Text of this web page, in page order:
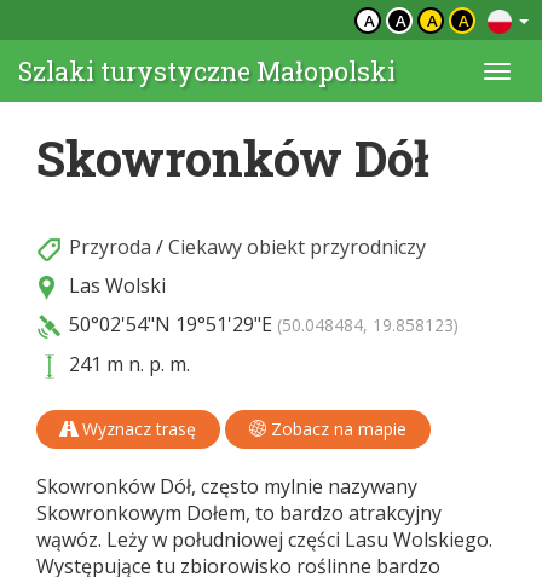
A A A A
Szlaki turystyczne Małopolski
Skowronków Dół
Przyroda /Ciekawy obiekt przyrodniczy
Las Wolski
50°02'54"N 19°51'29"E (50.048484, 19.858123)
241 m n. p. m.
Wyznacz trasę Zobacz na mapie
Skowronków Dół, często mylnie nazywany
Skowronkowym Dołem, to bardzo atrakcyjny
wąwóz. Leży w południowej części Lasu Wolskiego.
Występujące tu zbiorowisko roślinne bardzo